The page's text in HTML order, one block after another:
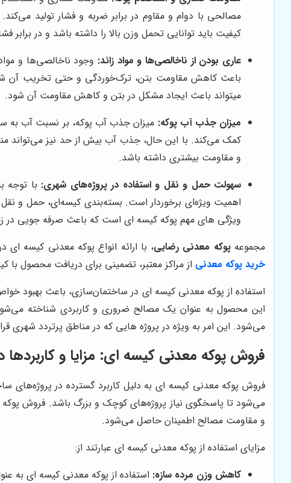
مصالحی با دوام و مقاوم در برابر ضربه و فشار تولید
کیفیت باید توانایی تحمل وزن بالا را داشته باشد و در برابر
عاری بودن از ناخالصی‌ها و مواد زائد: وجود ناخالصی‌ها و
باعث کاهش مقاومت بتن، ترک‌خوردگی و حتی تخریب آن شوند.
میتواند باعث ایجاد مشکل در بتن و کاهش مقاومت آن شود.
میزان جذب آب پوکه: میزان جذب آب پوکه، بر نسبت آب به
کمک می‌کند. با این حال، جذب آب بیش از حد نیز می‌تواند
و مقاومت بیشتری داشته باشد.
سهولت حمل و نقل و استفاده در پروژه‌های شهری: با توجه
اهمیت ویژه‌ای برخوردار است. بسته‌بندی کیسه‌ای، حمل و
ویژگی های مهم پوکه کیسه ای است که باعث صرفه جویی در
مجموعهپوکه معدنی رضایی، با ارائه انواع پوکه معدنی کیسه
خرید پوکه معدنی از مراکز معتبر، تضمینی برای دریافت محصول
استفاده از پوکه معدنی کیسه ای در ساختمان‌سازی، باعث بهبود
این محصول به عنوان یک مصالح ضروری و کاربردی شناخته
می‌شود. این امر به ویژه در پروژه هایی که در مناطق پرتردد شهری
فروش پوکه معدنی کیسه ای: مزایا و کاربردها
فروش پوکه معدنی کیسه ای به دلیل کاربرد گسترده در پروژه‌های
می‌شود تا پاسخگوی نیاز پروژه‌های کوچک و بزرگ باشد. فروش پوکه
و مقاومت مصالح اطمینان حاصل می‌شود.
مزایای استفاده از پوکه معدنی کیسه ای عبارتند از:
کاهش وزن مرده سازه: استفاده از پوکه معدنی کیسه ای به